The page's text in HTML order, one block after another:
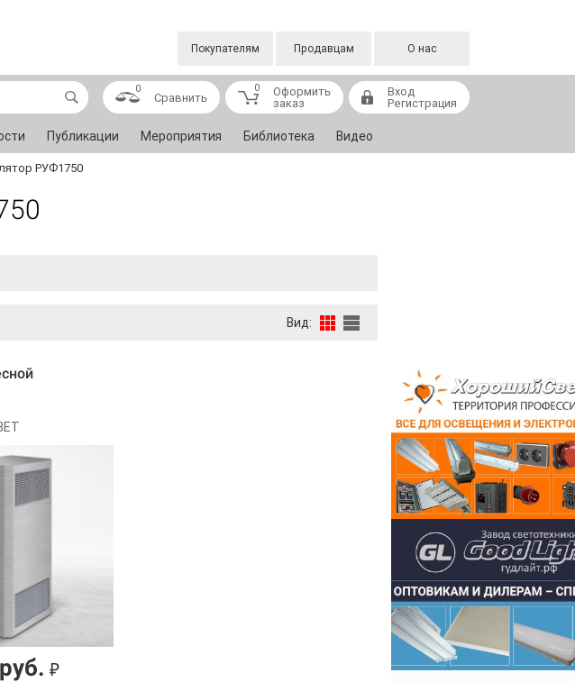
Покупателям Продавцам О нас
0
Сравнить
0
Оформить
заказ
Вход
Регистрация
Публикации Мероприятия Библиотека Видео
РУФ1750
Вид:
₽